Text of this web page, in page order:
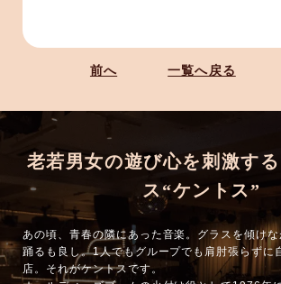
前へ 一覧へ戻る
老若男女の遊び心を刺激す
ス“ケントス”
あの頃、青春の隣にあった音楽。グラスを傾けな
踊るも良し。1人でもグループでも肩肘張らずに
店。それがケントスです。